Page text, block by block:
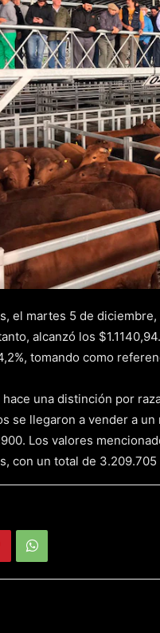
el martes 5 de
alcanzó los
tomando como
hace una distinción por
se llegaron a vender a
Los valores
con un total de 3.209.705